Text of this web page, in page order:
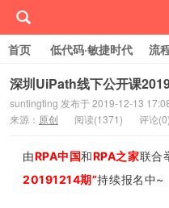
首页 低代码·敏捷时代 流
线下/线上活动Event
行业案
关于RPA中国
深圳UiPath线下公开课
suntingting 发布于 2019-12-13
来源： 原创 阅读(1371) 评论(0)
由RPA中国和RPA之家联合
20191214期”持续报名中~